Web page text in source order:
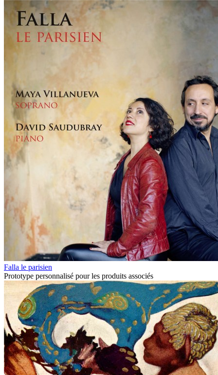
Falla le parisien
Prototype personnalisé pour les produits associés